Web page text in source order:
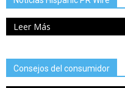
Leer Más
Consejos del consumidor